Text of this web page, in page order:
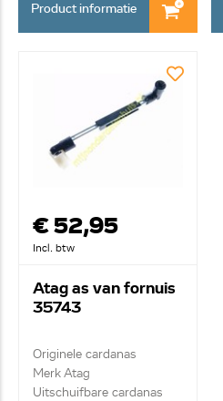
Product informatie
€ 52,95
Incl. btw
Atag as van fornuis
35743
Originele cardanas
Merk Atag
Uitschuifbare cardanas